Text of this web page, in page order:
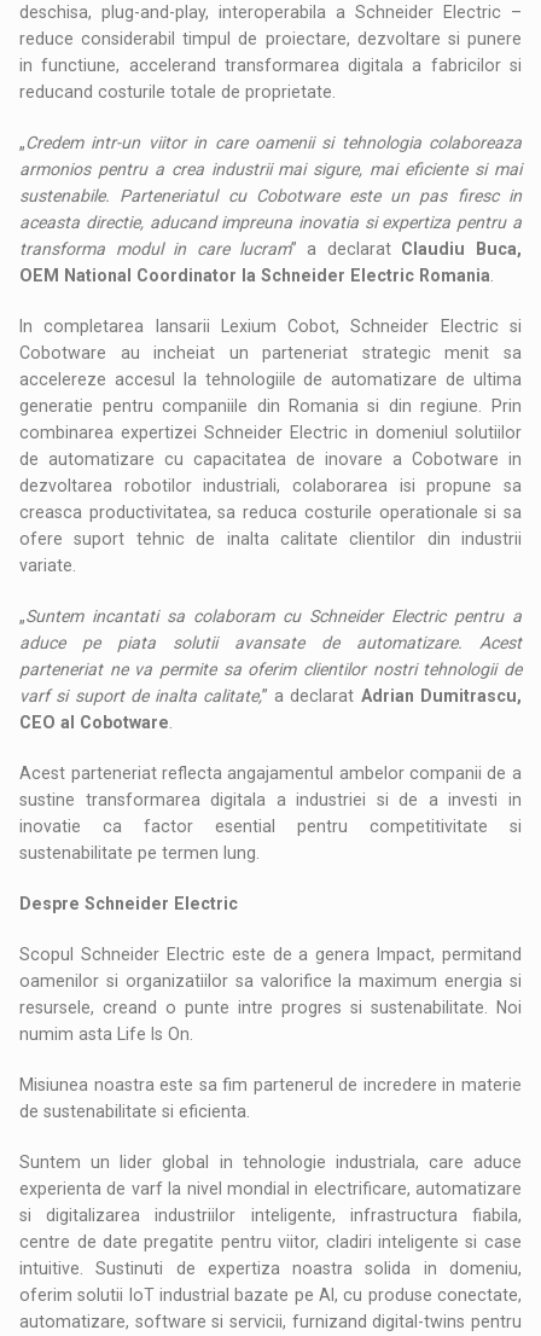
deschisa, plug-and-play, interoperabila a Schneider Electric –
reduce considerabil timpul de proiectare, dezvoltare si punere
in functiune, accelerand transformarea digitala a fabricilor si
reducand costurile totale de proprietate.
„Credem intr-un viitor in care oamenii si tehnologia colaboreaza
armonios pentru a crea industrii mai sigure, mai eficiente si mai
sustenabile. Parteneriatul cu Cobotware este un pas firesc in
aceasta directie, aducand impreuna inovatia si expertiza pentru a
transforma modul in care lucram” a declarat Claudiu Buca,
OEM National Coordinator la Schneider Electric Romania
In completarea lansarii Lexium Cobot, Schneider Electric si
Cobotware au incheiat un parteneriat strategic menit sa
accelereze accesul la tehnologiile de automatizare de ultima
generatie pentru companiile din Romania si din regiune. Prin
combinarea expertizei Schneider Electric in domeniul solutiilor
de automatizare cu capacitatea de inovare a Cobotware in
dezvoltarea robotilor industriali, colaborarea isi propune sa
creasca productivitatea, sa reduca costurile operationale si sa
ofere suport tehnic de inalta calitate clientilor din industrii
variate.
„Suntem incantati sa colaboram cu Schneider Electric pentru a
aduce pe piata solutii avansate de automatizare. Acest
parteneriat ne va permite sa oferim clientilor nostri tehnologii de
varf si suport de inalta calitate,” a declarat Adrian Dumitrascu,
CEO al Cobotware
Acest parteneriat reflecta angajamentul ambelor companii de a
sustine transformarea digitala a industriei si de a investi in
inovatie ca factor esential pentru competitivitate si
sustenabilitate pe termen lung.
Despre Schneider Electric
Scopul Schneider Electric este de a genera Impact, permitand
oamenilor si organizatiilor sa valorifice la maximum energia si
resursele, creand o punte intre progres si sustenabilitate. Noi
numim asta Life Is On.
Misiunea noastra este sa fim partenerul de incredere in materie
de sustenabilitate si eficienta.
Suntem un lider global in tehnologie industriala, care aduce
experienta de varf la nivel mondial in electrificare, automatizare
si digitalizarea industriilor inteligente, infrastructura fiabila,
centre de date pregatite pentru viitor, cladiri inteligente si case
intuitive. Sustinuti de expertiza noastra solida in domeniu,
oferim solutii IoT industrial bazate pe AI, cu produse conectate,
automatizare, software si servicii, furnizand digital-twins pentru